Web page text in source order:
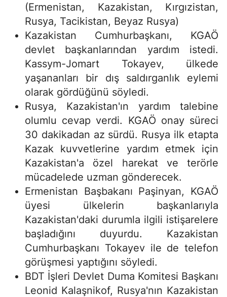
(Ermenistan, Kazakistan, Kırgızistan,
Rusya, Tacikistan, Beyaz Rusya)
Kazakistan Cumhurbaşkanı, KGAÖ
devlet başkanlarından yardım istedi.
Kassym-Jomart Tokayev, ülkede
yaşananları bir dış saldırganlık eylemi
olarak gördüğünü söyledi.
Rusya, Kazakistan'ın yardım talebine
olumlu cevap verdi. KGAÖ onay süreci
30 dakikadan az sürdü. Rusya ilk etapta
Kazak kuvvetlerine yardım etmek için
Kazakistan'a özel harekat ve terörle
mücadelede uzman gönderecek.
Ermenistan Başbakanı Paşinyan, KGAÖ
üyesi ülkelerin başkanlarıyla
Kazakistan'daki durumla ilgili istişarelere
başladığını duyurdu. Kazakistan
Cumhurbaşkanı Tokayev ile de telefon
görüşmesi yaptığını söyledi.
BDT İşleri Devlet Duma Komitesi Başkanı
Leonid Kalaşnikof, Rusya'nın Kazakistan